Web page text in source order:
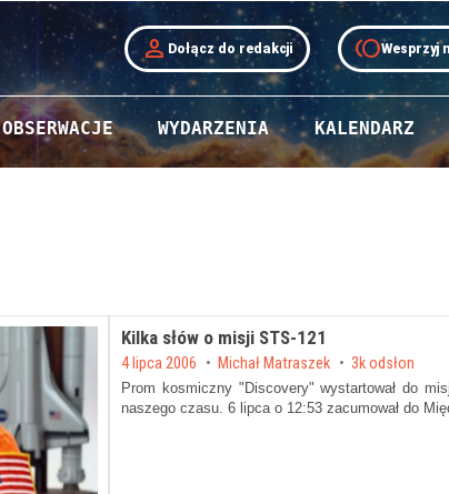
person Dołącz do redakcji tollWesprzyj
OBSERWACJE WYDARZENIA KALENDARZ
Kilka słów o misji STS-121
Posted on
4 lipca 2006 by Michał Matraszek 3k odsłon
Prom kosmiczny "Discovery" wystartował do
naszego czasu. 6 lipca o 12:53 zacumował do